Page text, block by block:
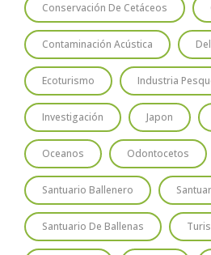
Conservación De Cetáceos
Contaminación Acústica
Ecoturismo Industria
Investigación Japon
Oceanos Odontocetos
Santuario Ballenero
Santuario De Ballenas